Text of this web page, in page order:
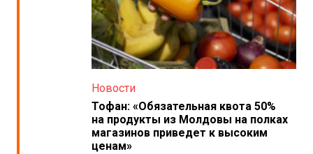
Новости
Тофан: «Обязательная квота 50%
на продукты из Молдовы на полках
магазинов приведет к высоким
ценам»